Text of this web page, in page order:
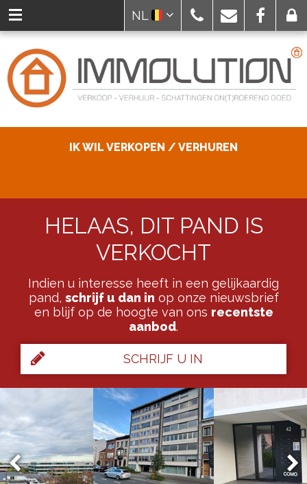
NL
IK WIL VERKOPEN / VERHUREN
HELAAS, DIT PAND IS
VERKOCHT
Indien u interesse heeft in een gelijkaardig
pand, schrijf u dan in op onze nieuwsbrief
en blijf op de hoogte van ons recentste
aanbod.
SCHRIJF U IN